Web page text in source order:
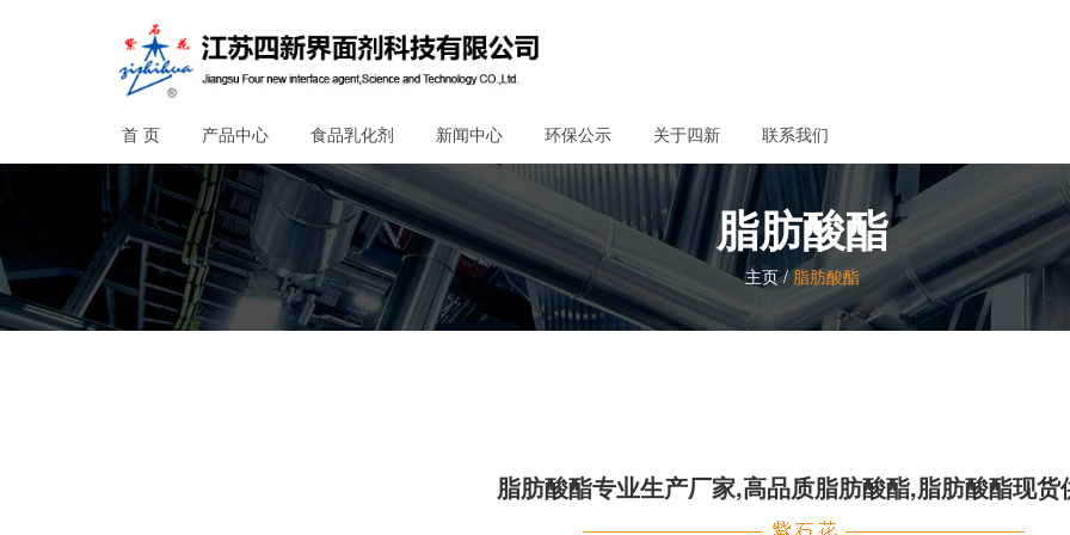
首 页 产品中心 食品乳化剂 新闻中心 环保公示 关于四新 联系我们
脂肪酸酯
主页/脂肪酸酯
脂肪酸酯专业生产厂家,高品质脂肪酸酯,脂肪酸酯现货